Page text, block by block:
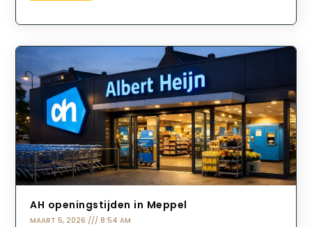
AH openingstijden in Meppel
MAART 5, 2026 8:54 AM